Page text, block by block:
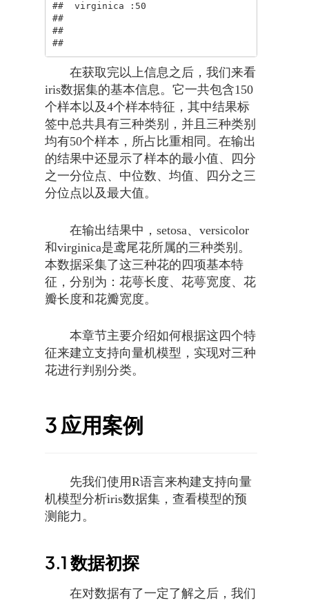
##  virginica :50
##
##
##
在获取完以上信息之后，我们来看
iris数据集的基本信息。它一共包含150
个样本以及4个样本特征，其中结果标
签中总共具有三种类别，并且三种类别
均有50个样本，所占比重相同。在输出
的结果中还显示了样本的最小值、四分
之一分位点、中位数、均值、四分之三
分位点以及最大值。
在输出结果中，setosa、versicolor
和virginica是鸢尾花所属的三种类别。
本数据采集了这三种花的四项基本特
征，分别为：花萼长度、花萼宽度、花
瓣长度和花瓣宽度。
本章节主要介绍如何根据这四个特
征来建立支持向量机模型，实现对三种
花进行判别分类。
3应用案例
先我们使用R语言来构建支持向量
机模型分析iris数据集，查看模型的预
测能力。
3.1数据初探
在对数据有了一定了解之后，我们